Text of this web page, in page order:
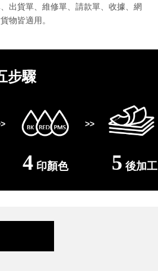
出貨單、維修單、請款單、收據、網
物皆適用。
步驟
>>
4印顏色 5 後加工